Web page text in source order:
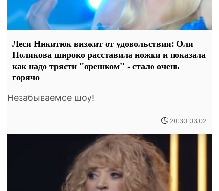
Леся Никитюк визжит от удовольствия: Оля
Полякова широко расставила ножки и показала
как надо трясти "орешком" - стало очень
горячо
Незабываемое шоу!
20:30 03.02